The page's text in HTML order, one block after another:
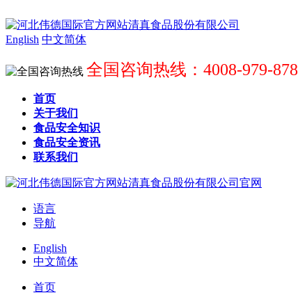
English 中文简体
全国咨询热线：4008-979-878
首页
关于我们
食品安全知识
食品安全资讯
联系我们
语言
导航
English
中文简体
首页